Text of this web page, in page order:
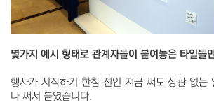
몇가지 예시 형태로 관계자들이 붙여놓은 타일들
행사가 시작하기 한참 전인 지금 써도 상관 없는
나 써서 붙였습니다.